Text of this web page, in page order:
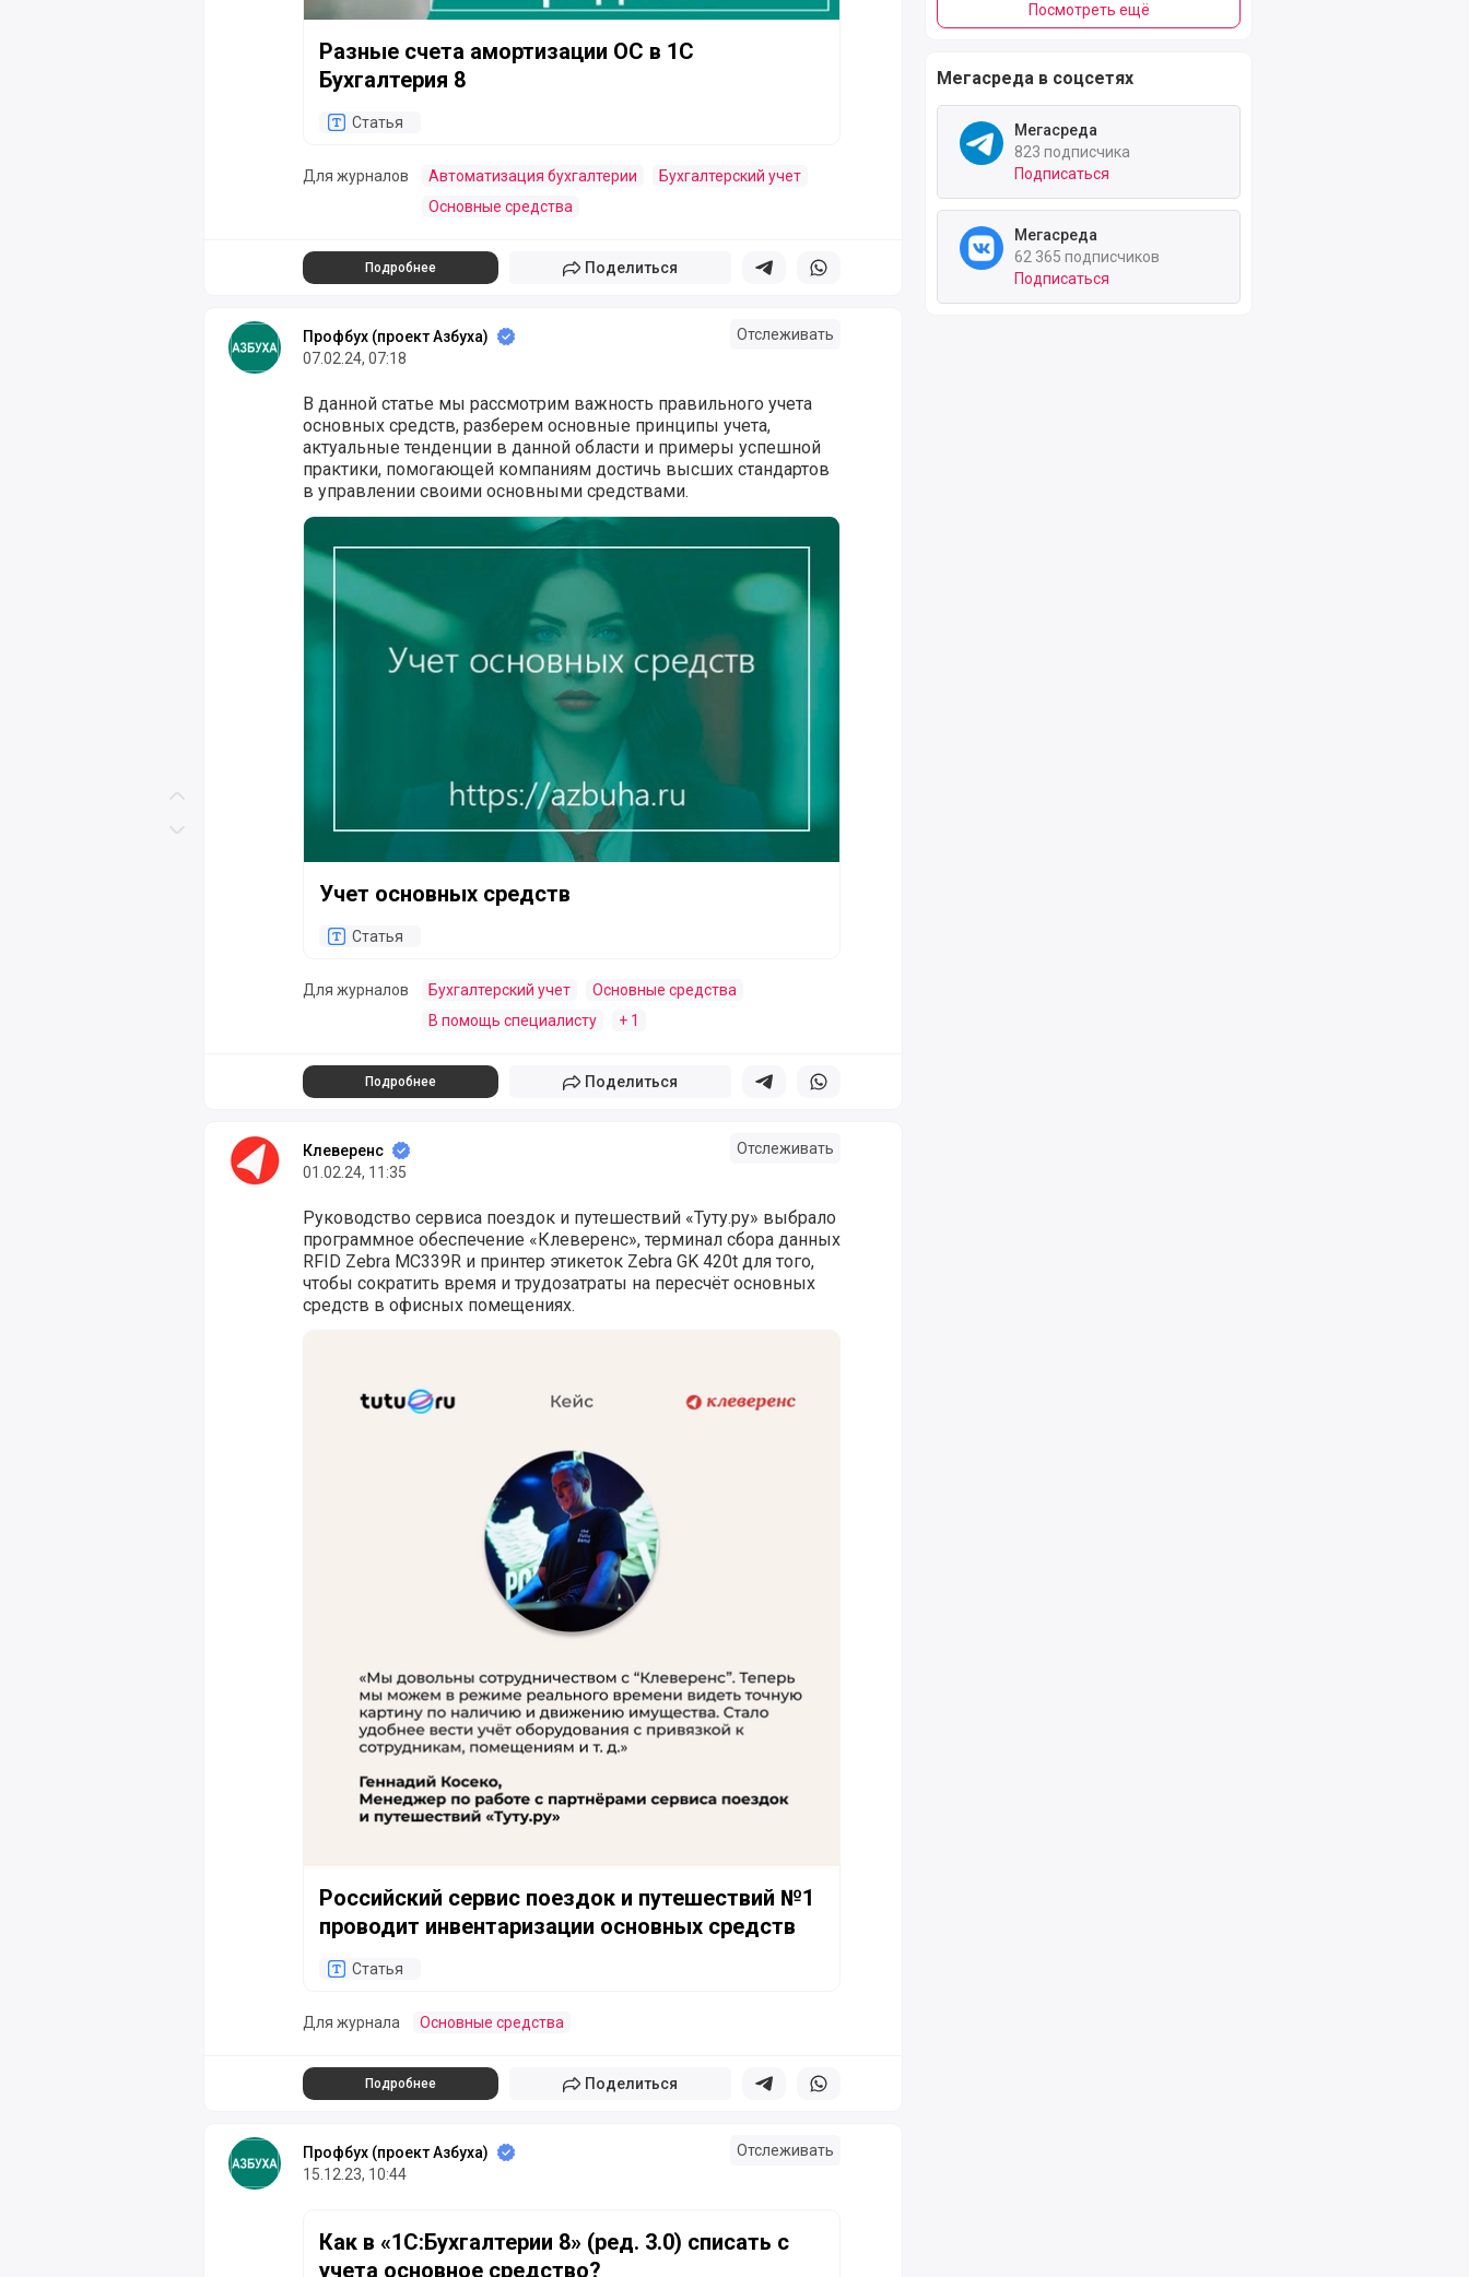
Скролл вниз
Разные счета амортизации ОС в 1С
Бухгалтерия 8
Статья
Для журналов Автоматизация бухгалтерии
Бухгалтерский учет
Основные средства
Подробнее Поделиться Поделиться в телеграм
Поделиться в whatsapp
Профбух (проект Азбуха)
07.02.24, 07:18
Отслеживать
В данной статье мы рассмотрим важность правильного учета
основных средств, разберем основные принципы учета,
актуальные тенденции в данной области и примеры успешной
практики, помогающей компаниям достичь высших стандартов
в управлении своими основными средствами.
Учет основных средств
Учет основных средств
Статья
Для журналов Бухгалтерский учет
Основные средства
В помощь специалисту
+ 1
Подробнее Поделиться Поделиться в телеграм
Поделиться в whatsapp
Клеверенс
01.02.24, 11:35
Отслеживать
Руководство сервиса поездок и путешествий «Туту.ру» выбрало
программное обеспечение «Клеверенс», терминал сбора данных
RFID Zebra MC339R и принтер этикеток Zebra GK 420t для того,
чтобы сократить время и трудозатраты на пересчёт основных
средств в офисных помещениях.
Российский сервис поездок и путешествий №1
проводит инвентаризации основных средств
Статья
Для журнала Основные средства
Подробнее Поделиться Поделиться в телеграм
Поделиться в whatsapp
Профбух (проект Азбуха)
15.12.23, 10:44
Отслеживать
Как в «1С:Бухгалтерии 8» (ред. 3.0) списать с
учета основное средство?
Посмотреть ещё
Мегасреда в соцсетях
Мегасреда
823 подписчика
Подписаться
Мегасреда
62 365 подписчиков
Подписаться